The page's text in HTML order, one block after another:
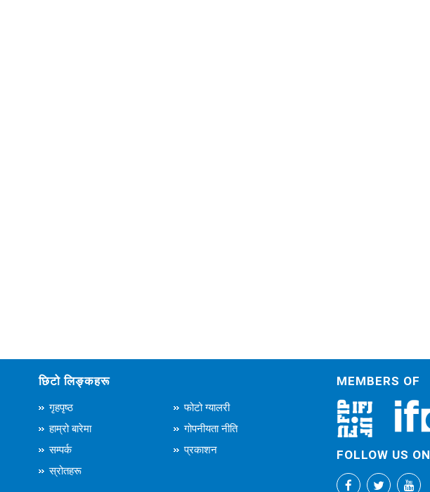
छिटो लिङ्कहरू
गृहपृष्ठ
फोटो ग्यालरी
हाम्रो बारेमा
गोपनीयता नीति
सम्पर्क
प्रकाशन
स्रोतहरू
MEMBERS OF
FOLLOW US ON